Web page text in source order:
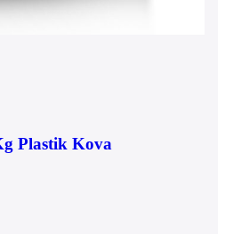
Plastik Kova